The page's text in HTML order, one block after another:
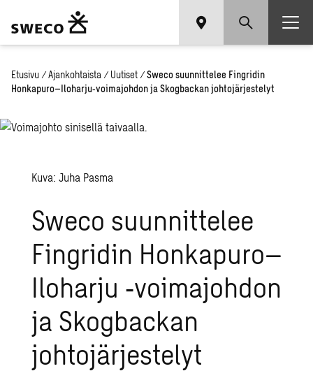
Etusivu / Ajankohtaista / Uutiset / Sweco suunnittelee Fingridin
Honkapuro–Iloharju‑voimajohdon ja Skogbackan johtojärjestelyt
Kuva: Juha Pasma
Sweco suunnittelee
Fingridin Honkapuro–
Iloharju ‑voimajohdon
ja Skogbackan
johtojärjestelyt